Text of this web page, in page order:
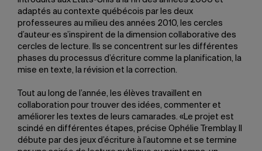
adaptés au contexte québécois par les deux
professeures au milieu des années 2010, les cercles
d’auteur·es s’inspirent de la dimension collaborative des
cercles de lecture. Ils se concentrent sur les différentes
phases du processus d’écriture comme la planification, la
mise en texte, la révision et la correction.
Tout au long de l’année, les élèves travaillent en
collaboration pour trouver des idées, commenter et
améliorer les textes de leurs camarades. «Le projet est
scindé en différentes étapes, précise Ophélie Tremblay. Il
débute par des jeux d’écriture à l’automne et se termine